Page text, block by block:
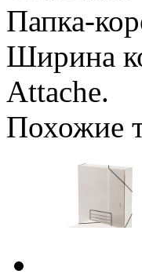
Папка-
Ширина
Attache.
Похожие